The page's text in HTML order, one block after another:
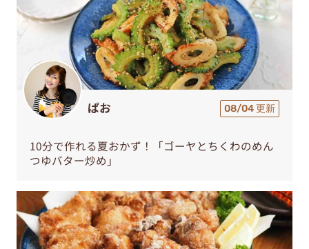
ぱお 08/04 更新
10分で作れる夏おかず！「ゴーヤとちくわのめん
つゆバター炒め」